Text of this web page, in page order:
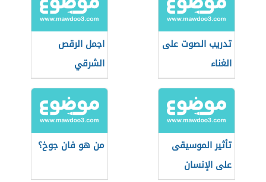
تدريب الصوت على
الغناء
اجمل الرقص
الشرقي
تأثير الموسيقى
على الإنسان
من هو فان جوخ؟